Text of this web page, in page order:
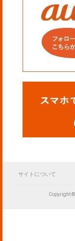
サイトについて
Copyright